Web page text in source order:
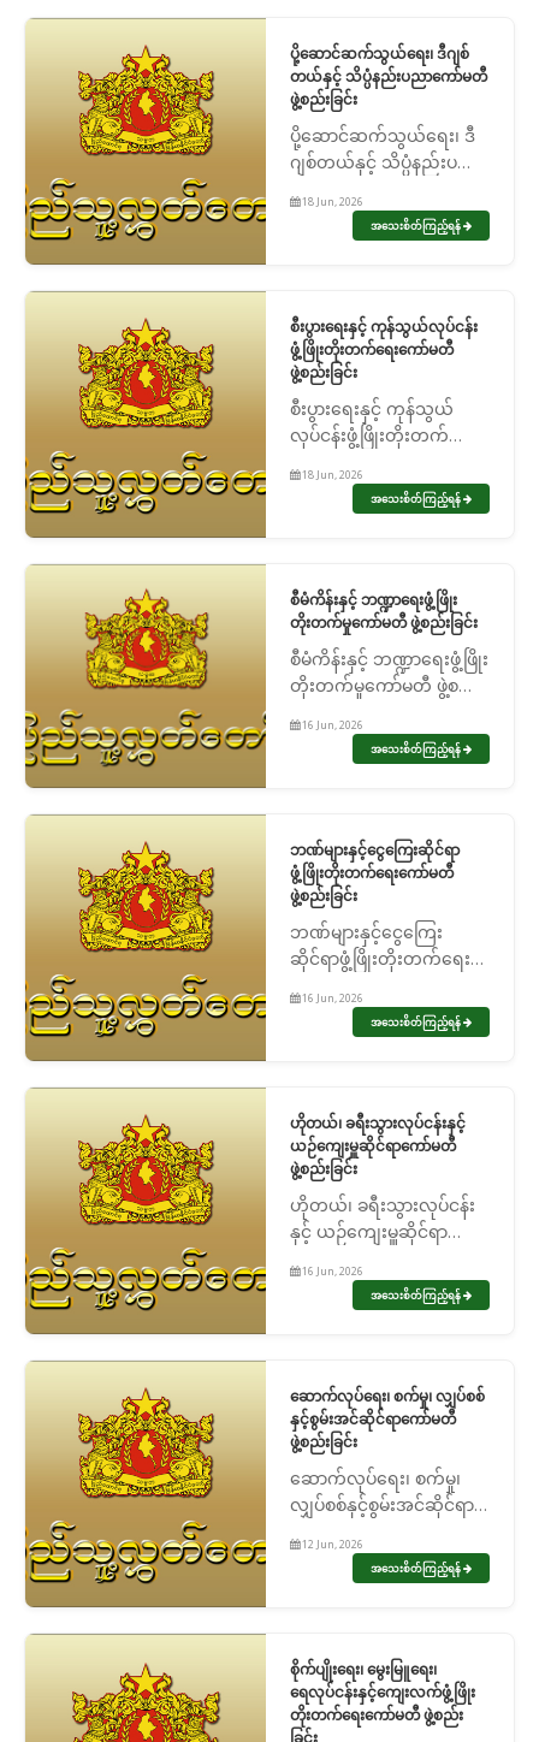
ပို့ဆောင်ဆက်သွယ်ရေး၊ ဒီဂျစ်
တယ်နှင့် သိပ္ပံနည်းပညာကော်မတီ
ဖွဲ့စည်းခြင်း
ပို့ဆောင်ဆက်သွယ်ရေး၊ ဒီ
ဂျစ်တယ်နှင့် သိပ္ပံနည်းပညာ
18 Jun, 2026
အသေးစိတ်ကြည့်ရန်
စီးပွားရေးနှင့် ကုန်သွယ်လုပ်ငန်း
ဖွံ့ဖြိုးတိုးတက်ရေးကော်မတီ
ဖွဲ့စည်းခြင်း
စီးပွားရေးနှင့် ကုန်သွယ်
လုပ်ငန်းဖွံ့ဖြိုးတိုးတက်ရေး
18 Jun, 2026
အသေးစိတ်ကြည့်ရန်
စီမံကိန်းနှင့် ဘဏ္ဍာရေးဖွံ့ဖြိုး
တိုးတက်မှုကော်မတီ ဖွဲ့စည်းခြင်း
စီမံကိန်းနှင့် ဘဏ္ဍာရေးဖွံ့ဖြိုး
တိုးတက်မှုကော်မတီ ဖွဲ့စည်း
16 Jun, 2026
အသေးစိတ်ကြည့်ရန်
ဘဏ်များနှင့်ငွေကြေးဆိုင်ရာ
ဖွံ့ဖြိုးတိုးတက်ရေးကော်မတီ
ဖွဲ့စည်းခြင်း
ဘဏ်များနှင့်ငွေကြေး
ဆိုင်ရာဖွံ့ဖြိုးတိုးတက်ရေး
16 Jun, 2026
အသေးစိတ်ကြည့်ရန်
ဟိုတယ်၊ ခရီးသွားလုပ်ငန်းနှင့်
ယဉ်ကျေးမှူဆိုင်ရာကော်မတီ
ဖွဲ့စည်းခြင်း
ဟိုတယ်၊ ခရီးသွားလုပ်ငန်း
နှင့် ယဉ်ကျေးမှူဆိုင်ရာ
16 Jun, 2026
အသေးစိတ်ကြည့်ရန်
ဆောက်လုပ်ရေး၊ စက်မှု၊ လျှပ်စစ်
နှင့်စွမ်းအင်ဆိုင်ရာကော်မတီ
ဖွဲ့စည်းခြင်း
ဆောက်လုပ်ရေး၊ စက်မှု၊
လျှပ်စစ်နှင့်စွမ်းအင်ဆိုင်ရာ
12 Jun, 2026
အသေးစိတ်ကြည့်ရန်
စိုက်ပျိုးရေး၊ မွေးမြူရေး၊
ရေလုပ်ငန်းနှင့်ကျေးလက်ဖွံ့ဖြိုး
တိုးတက်ရေးကော်မတီ ဖွဲ့စည်း
ခြင်း